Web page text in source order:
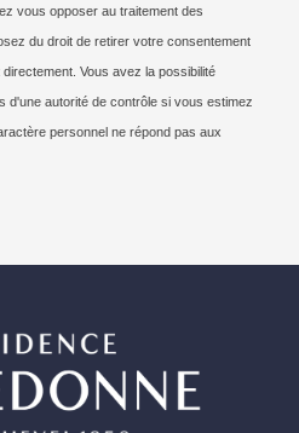
vous opposer au traitement des
du droit de retirer votre consentement
Vous avez la possibilité
d'une autorité de contrôle si vous estimez
personnel ne répond pas aux